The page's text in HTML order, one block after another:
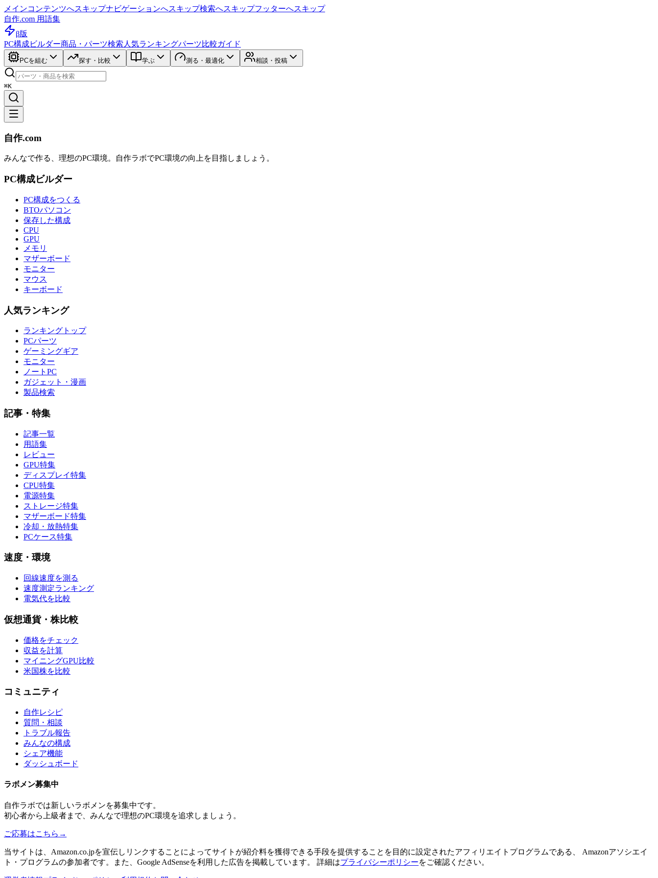
メインコンテンツへスキップナビゲーションへスキップ検索へスキップフッターへスキップ
自作.com 用語集
β版
PC構成ビルダー商品・パーツ検索 人気ランキングパーツ比較ガイド
PCを組む 探す・比較 学ぶ 測る・最適化 相談・投稿
⌘K
自作.com
みんなで作る、理想のPC環境。 自作ラボでPC環境の向上を目指しましょう。
PC構成ビルダー
PC構成をつくる
BTOパソコン
保存した構成
CPU
GPU
メモリ
マザーボード
モニター
マウス
キーボード
人気ランキング
ランキングトップ
PCパーツ
ゲーミングギア
モニター
ノートPC
ガジェット・漫画
製品検索
記事・特集
記事一覧
用語集
レビュー
GPU特集
ディスプレイ特集
CPU特集
電源特集
ストレージ特集
マザーボード特集
冷却・放熱特集
PCケース特集
速度・環境
回線速度を測る
速度測定ランキング
電気代を比較
仮想通貨・株比較
価格をチェック
収益を計算
マイニングGPU比較
米国株を比較
コミュニティ
自作レシピ
質問・相談
トラブル報告
みんなの構成
シェア機能
ダッシュボード
ラボメン募集中
自作ラボでは新しいラボメンを募集中です。
初心者から上級者まで、みんなで理想のPC環境を追求しましょう。
ご応募はこちら →
当サイトは、Amazon.co.jpを宣伝しリンクすることによってサイトが紹介料を獲得できる手段を提供することを目的に設定されたアフィリエイトプログラムである、 Amazonアソシエイ
ト・プログラムの参加者です。また、Google AdSenseを利用した広告を掲載しています。 詳細はプライバシーポリシーをご確認ください。